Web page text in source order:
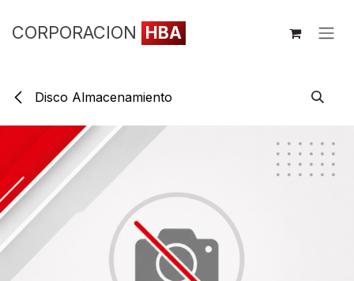
CORPORACION HBA
Disco Almacenamiento